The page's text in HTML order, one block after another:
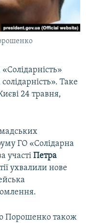
Таке
24 травня,
ГО «Солідарна
участі Петра
ухвалили нове
Порошенко також